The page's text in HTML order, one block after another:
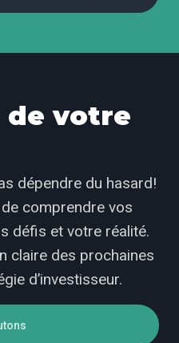
de votre
dépendre du hasard!
comprendre vos
défis et votre réalité.
claire des prochaines
d’investisseur.